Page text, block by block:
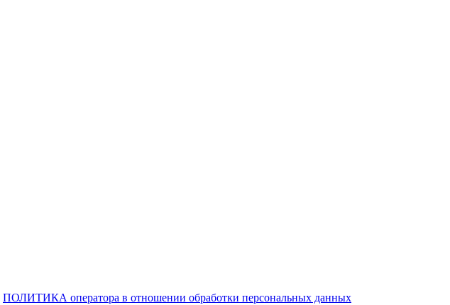
ПОЛИТИКА оператора в отношении обработки персональных данных